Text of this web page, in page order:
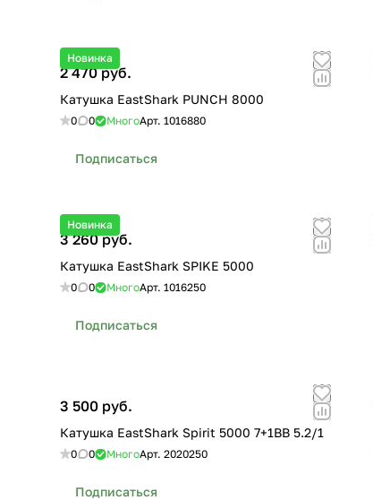
Новинка
2 470 руб.
Катушка EastShark PUNCH 8000
0 0 МногоАрт. 1016880
Подписаться
Новинка
3 260 руб.
Катушка EastShark SPIKE 5000
0 0 МногоАрт. 1016250
Подписаться
3 500 руб.
Катушка EastShark Spirit 5000 7+1BB 5.2/1
0 0 МногоАрт. 2020250
Подписаться